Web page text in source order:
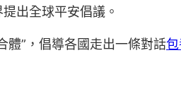
出全球平安倡議。
體”，倡導各國走出一條對話